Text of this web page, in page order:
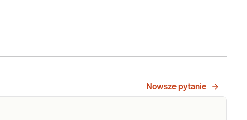
Nowsze pytanie